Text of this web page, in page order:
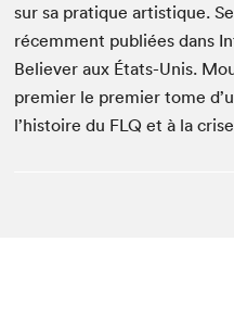
sur sa pratique artistique.
récemment publiées dans
Believer aux États-Unis.
premier le premier tome
l’histoire du FLQ et à la